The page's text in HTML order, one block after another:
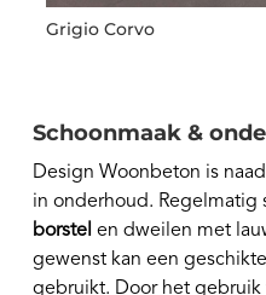
Grigio Corvo
Schoonmaak &
Design Woonbeton is
in onderhoud.
borstel en dweilen met
gewenst kan een geschikte
gebruikt. Door het gebruik